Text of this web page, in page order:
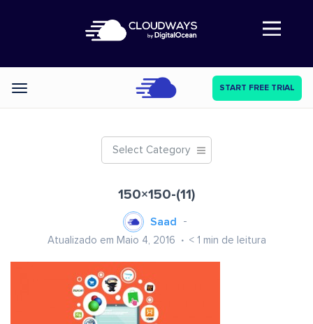
Abre a navegação
Categories START FREE TRIAL
Select Category
150×150-(11)
Saad
Atualizado em Maio 4, 2016 < 1 min de leitura